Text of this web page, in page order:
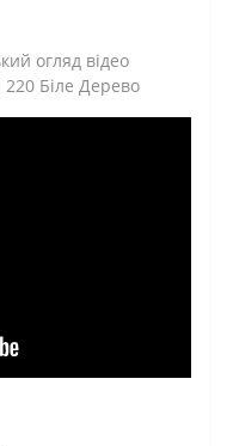
огляд відео
220 Біле Дерево